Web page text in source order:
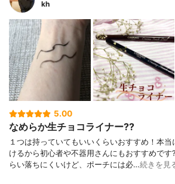
kh
5.00
なめらか生チョコライナー??
１つは持っていてもいいくらいおすすめ！本
けるから初心者や不器用さんにもおすすめです
らい落ちにくいけど、ポーチには必…続きを見